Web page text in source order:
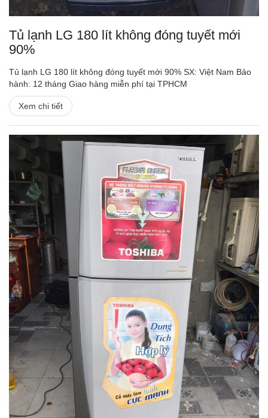
Tủ lạnh LG 180 lít không đóng tuyết mới
90%
Tủ lạnh LG 180 lít không đóng tuyết mới 90% SX: Việt Nam Bảo
hành: 12 tháng Giao hàng miễn phí tại TPHCM
Xem chi tiết